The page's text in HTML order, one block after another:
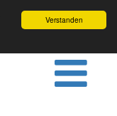
Verstanden